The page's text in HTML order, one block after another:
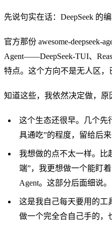
先说句实在话：DeepSeek 的
官方那份 awesome-deepseek-
Agent——DeepSeek-TUI、
特点。这个方向不是无人区，
知道这些，我依然决定做，原
这个生态还很早。几个先
具通吃”的程度，留给后
我想做的点不太一样。比
端”，我更想做一个能盯
Agent。这部分后面细说。
这是我自己每天要用的工
做一个完全合自己手的，